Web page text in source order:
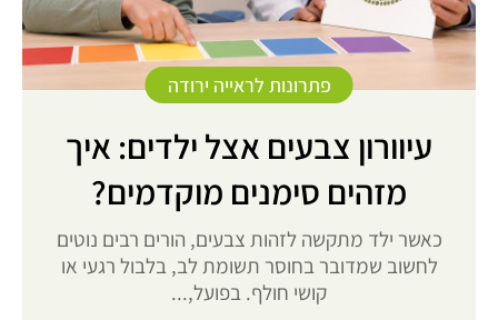
פתרונות לראייה ירודה
עיוורון צבעים אצל ילדים: איך
מזהים סימנים מוקדמים?
כאשר ילד מתקשה לזהות צבעים, הורים רבים נוטים
לחשוב שמדובר בחוסר תשומת לב, בלבול רגעי או
קושי חולף. בפועל,...